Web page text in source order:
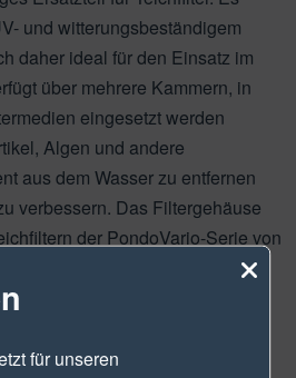
und witterungsbeständigem
daher ideal für den Einsatz im
über mehrere Kammern, in
eingesetzt werden
Algen und andere
aus dem Wasser zu entfernen
verbessern. Das Filtergehäuse
der PondoVario-Serie von
und schnell montieren.
PondoVario 750-1000
heute, um Ihren Teichfilter
und klares und sauberes
für unseren